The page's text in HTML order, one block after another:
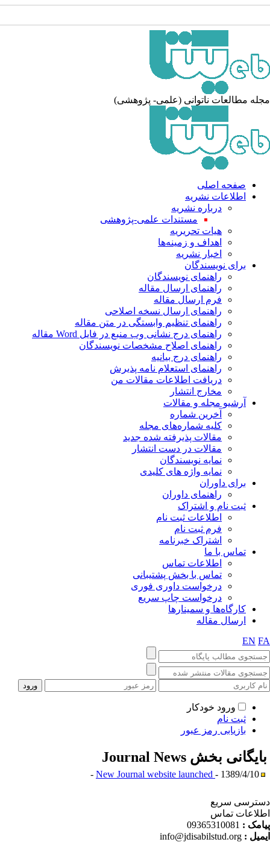
مطالعات ناتوانی (علمی- پژوهشی)
صفحه اصلی
اطلاعات نشریه
درباره نشریه
مستندات علمی-پژوهشی
هیات تحریریه
اهداف و زمینه‌ها
اخبار نشریه
برای نویسندگان
راهنمای نویسندگان
راهنمای ارسال مقاله
فرم ارسال مقاله
راهنمای ارسال نسخه اصلاحی
راهنمای تنظیم وابستگی در متن مقاله
راهنمای درج نشانی وب منبع در فایل Word مقاله
راهنمای اصلاح مشخصات نویسندگان
راهنمای درج بیانیه
راهنمای استعلام نامه پذیرش
دریافت اطلاعات مقالات من
مخارج انتشار
آرشیو مجله و مقالات
آخرین شماره
کلیه شماره‌های مجله
مقالات پذیرفته شده جدید
مقالات در دست انتشار
نمایه نویسندگان
نمایه واژه های کلیدی
برای داوران
راهنمای داوران
ثبت نام و اشتراک
اطلاعات ثبت نام
فرم ثبت نام
اشتراک خبرنامه
تماس با ما
اطلاعات تماس
تماس با بخش پشتیبانی
درخواست داوری فوری
درخواست چاپ سریع
کارگاه‌ها و سمینارها
ارسال مقاله
EN
ورود خودکار
ثبت نام
بازیابی رمز عبور
بخشJournal News
New Journal website launched - 1389/4/10 -
سریع
تماس
:
09365310081
:
info@jdisabilstud.org